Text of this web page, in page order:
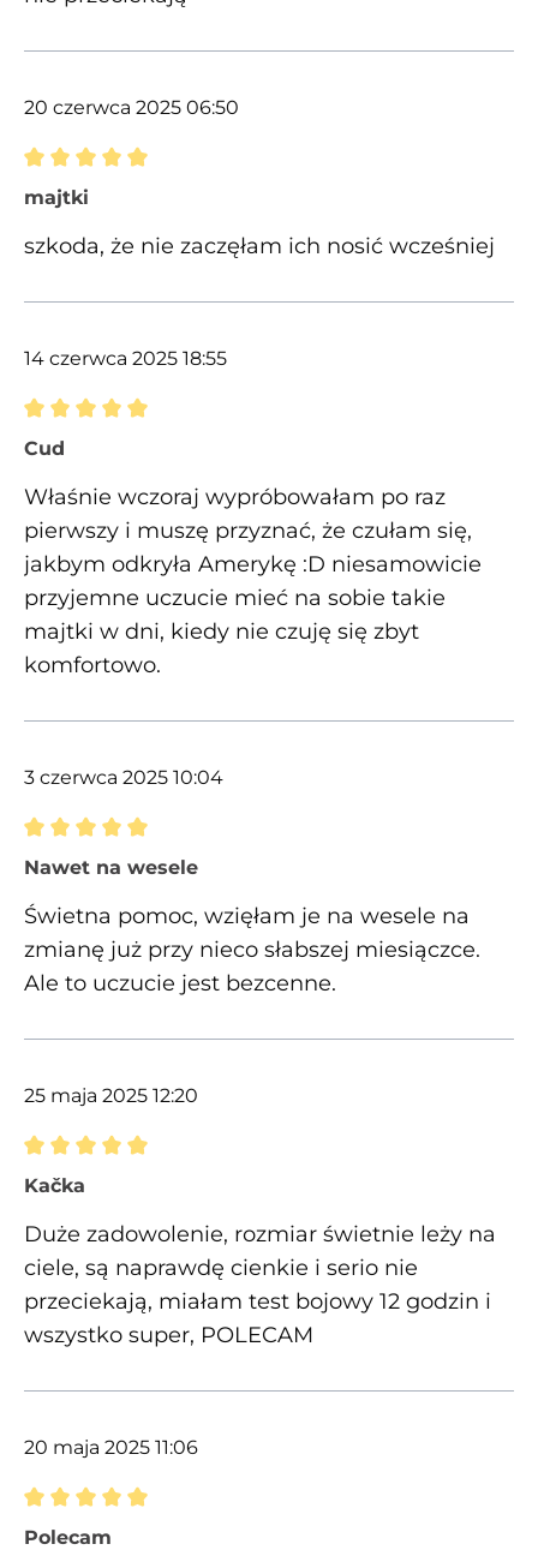
20 czerwca 2025 06:50
Recenzja z oceną 5 spośród 5 gwiazdek
majtki
szkoda, że nie zaczęłam ich nosić wcześniej
14 czerwca 2025 18:55
Recenzja z oceną 5 spośród 5 gwiazdek
Cud
Właśnie wczoraj wypróbowałam po raz
pierwszy i muszę przyznać, że czułam się,
jakbym odkryła Amerykę :D niesamowicie
przyjemne uczucie mieć na sobie takie
majtki w dni, kiedy nie czuję się zbyt
komfortowo.
3 czerwca 2025 10:04
Recenzja z oceną 5 spośród 5 gwiazdek
Nawet na wesele
Świetna pomoc, wzięłam je na wesele na
zmianę już przy nieco słabszej miesiączce.
Ale to uczucie jest bezcenne.
25 maja 2025 12:20
Recenzja z oceną 5 spośród 5 gwiazdek
Kačka
Duże zadowolenie, rozmiar świetnie leży na
ciele, są naprawdę cienkie i serio nie
przeciekają, miałam test bojowy 12 godzin i
wszystko super, POLECAM
20 maja 2025 11:06
Recenzja z oceną 5 spośród 5 gwiazdek
Polecam